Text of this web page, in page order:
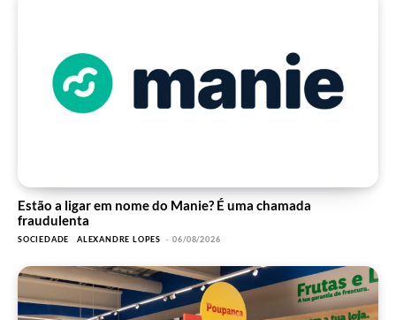
Estão a ligar em nome do Manie? É uma chamada
fraudulenta
SOCIEDADE ALEXANDRE LOPES - 06/08/2026